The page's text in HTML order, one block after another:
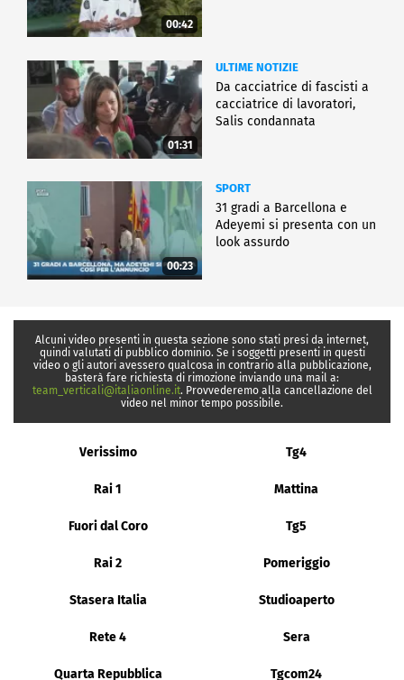
00:42
01:31
ULTIME NOTIZIE
Da cacciatrice di fascisti a
cacciatrice di lavoratori,
Salis condannata
00:23
SPORT
31 gradi a Barcellona e
Adeyemi si presenta con un
look assurdo
Alcuni video presenti in questa sezione sono stati presi da internet,
quindi valutati di pubblico dominio. Se i soggetti presenti in questi
video o gli autori avessero qualcosa in contrario alla pubblicazione,
basterà fare richiesta di rimozione inviando una mail a:
team_verticali@italiaonline.it. Provvederemo alla cancellazione del
video nel minor tempo possibile.
Verissimo Tg4
Rai 1 Mattina
Fuori dal Coro Tg5
Rai 2 Pomeriggio
Stasera Italia Studioaperto
Rete 4 Sera
Quarta Repubblica Tgcom24